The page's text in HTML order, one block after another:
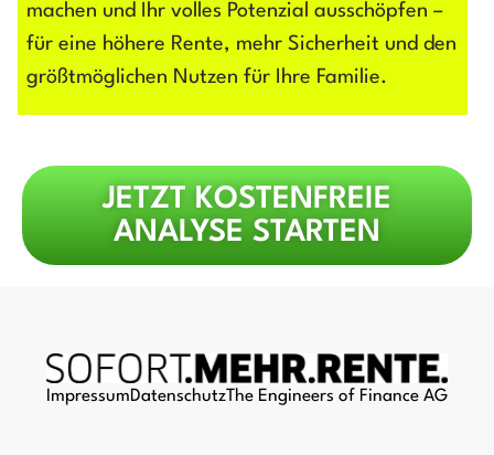
machen und Ihr volles Potenzial ausschöpfen –
für eine höhere Rente, mehr Sicherheit und den
größtmöglichen Nutzen für Ihre Familie.
JETZT KOSTENFREIE
ANALYSE STARTEN
ImpressumDatenschutzThe Engineers of Finance AG